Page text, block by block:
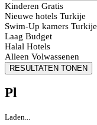
Kinderen Gratis
Nieuwe hotels Turkije
Swim-Up kamers Turkije
Laag Budget
Halal Hotels
Alleen Volwassenen
RESULTATEN TONEN
Pl
Laden...